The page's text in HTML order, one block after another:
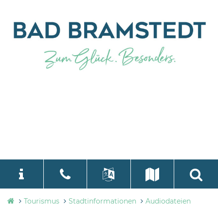
Tourismusbüro
language
Tourismus Stadtinformationen Audiodateien